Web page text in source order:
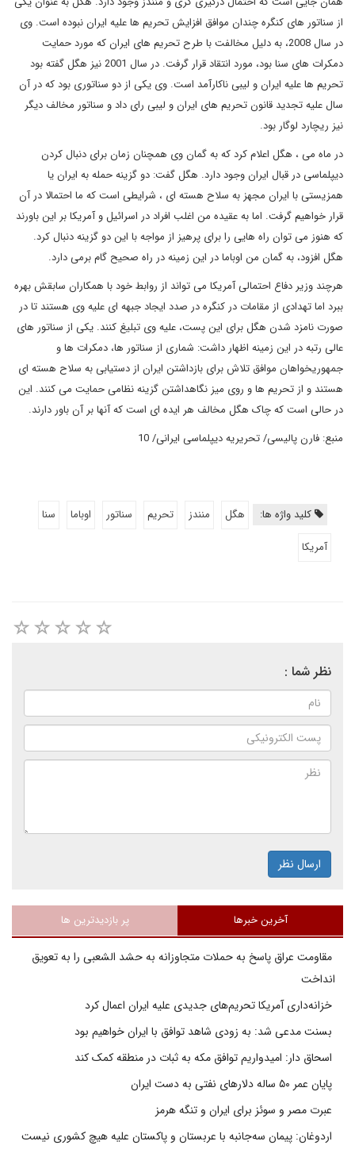
از سناتور های کنگره چندان موافق افزایش تحریم ها علیه ایران نبوده است. وی
در سال 2008، به دلیل مخالفت با طرح تحریم های ایران که مورد حمایت
دمکرات های سنا بود، مورد انتقاد قرار گرفت. در سال 2001 نیز هگل گفته بود
تحریم ها علیه ایران و لیبی ناکارآمد است. وی یکی از دو سناتوری بود که در آن
سال علیه تجدید قانون تحریم های ایران و لیبی رای داد و سناتور مخالف دیگر
نیز ریچارد لوگار بود.
در ماه می ، هگل اعلام کرد که به گمان وی همچنان زمان برای دنبال کردن
دیپلماسی در قبال ایران وجود دارد. هگل گفت: دو گزینه حمله به ایران یا
همزیستی با ایران مجهز به سلاح هسته ای ، شرایطی است که ما احتمالا در آن
قرار خواهیم گرفت. اما به عقیده من اغلب افراد در اسرائیل و آمریکا بر این باورند
که هنوز می توان راه هایی را برای پرهیز از مواجه با این دو گزینه دنبال کرد.
هگل افزود، به گمان من اوباما در این زمینه در راه صحیح گام برمی دارد.
هرچند وزیر دفاع احتمالی آمریکا می تواند از روابط خود با همکاران سابقش بهره
ببرد اما تهدادی از مقامات در کنگره در صدد ایجاد جبهه ای علیه وی هستند تا در
صورت نامزد شدن هگل برای این پست، علیه وی تبلیغ کنند. یکی از سناتور های
عالی رتبه در این زمینه اظهار داشت: شماری از سناتور ها، دمکرات ها و
جمهوریخواهان موافق تلاش برای بازداشتن ایران از دستیابی به سلاح هسته ای
هستند و از تحریم ها و روی میز نگاهداشتن گزینه نظامی حمایت می کنند. این
در حالی است که چاک هگل مخالف هر ایده ای است که آنها بر آن باور دارند.
منبع: فارن پالیسی/ تحریریه دیپلماسی ایرانی/ 10
کلید واژه ها: هگل منندز تحریم سناتور اوباما
سنا
آمریکا
نظر شما :
ارسال نظر
آخرین خبرها پر بازدیدترین ها
مقاومت عراق پاسخ به حملات متجاوزانه به حشد الشعبی را به تعویق
انداخت
خزانه‌داری آمریکا تحریم‌های جدیدی علیه ایران اعمال کرد
بسنت مدعی شد: به زودی شاهد توافق با ایران خواهیم بود
اسحاق دار: امیدواریم توافق مکه به ثبات در منطقه کمک کند
پایان عمر ۵۰ ساله دلارهای نفتی به دست ایران
عبرت مصر و سوئز برای ایران و تنگه هرمز
اردوغان: پیمان سه‌جانبه با عربستان و پاکستان علیه هیچ کشوری نیست